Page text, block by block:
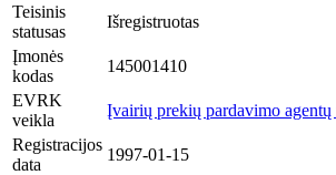
Teisinis
statusas
Išregistruotas
Įmonės
kodas
145001410
EVRK
veikla
Įvairių prekių pardavimo agentų
Registracijos
data
1997-01-15